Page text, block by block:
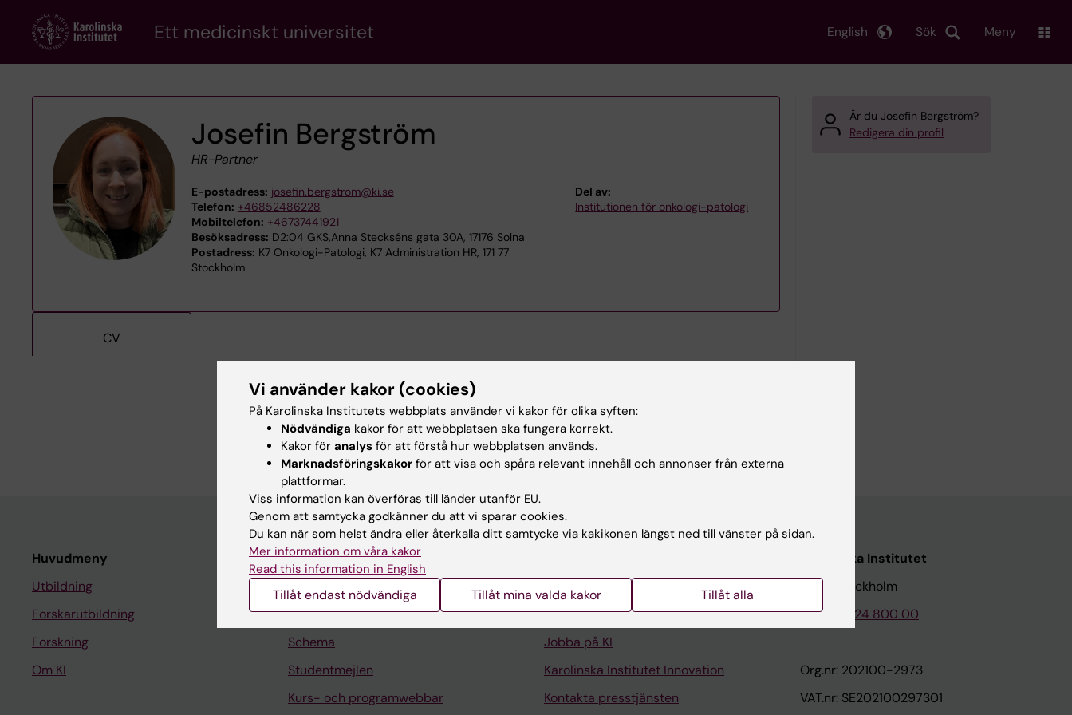
content
Ett medicinskt universitet Sök
English Meny
Josefin Bergström
HR-Partner
E-postadress: josefin.bergstrom@ki.se
Telefon: +46852486228
Mobiltelefon: +46737441921
Besöksadress: D2:04 GKS,Anna Steckséns gata 30A, 17176 Solna
Postadress: K7 Onkologi-Patologi, K7 Administration HR, 171 77
Stockholm
Del av:
Institutionen för onkologi-patologi
CV
Anställningar
HR-Partner, Onkologi-Patologi, Karolinska Institutet, 2026-
HR-Administratör, Onkologi-Patologi, Karolinska Institutet, 2023-2026
Är du Josefin Bergström?
Redigera din profil
Huvudmeny
Utbildning
Forskarutbildning
Forskning
Om KI
Student
Ladok
Canvas
Schema
Studentmejlen
Kurs- och programwebbar
Universitetsbiblioteket
Stöd forskning och utbildning
Jobba på KI
Karolinska Institutet Innovation
Kontakta presstjänsten
Karolinska Institutet
171 77 Stockholm
Tel: 08-524 800 00
Org.nr: 202100-2973
VAT.nr: SE202100297301
Vi använder kakor (cookies)
På Karolinska Institutets webbplats använder vi kakor för olika syften:
Nödvändiga kakor för att webbplatsen ska fungera korrekt.
Kakor för analys för att förstå hur webbplatsen används.
Marknadsföringskakor för att visa och spåra relevant innehåll och annonser från externa
plattformar.
Viss information kan överföras till länder utanför EU.
Genom att samtycka godkänner du att vi sparar cookies.
Du kan när som helst ändra eller återkalla ditt samtycke via kakikonen längst ned till vänster på sidan.
Mer information om våra kakor
Read this information in English
Tillåt endast nödvändiga Tillåt mina valda kakor Tillåt alla